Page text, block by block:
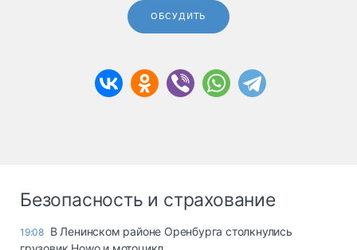
ОБСУДИТЬ
Безопасность и страхование
19:08 В Ленинском районе Оренбурга столкнулись